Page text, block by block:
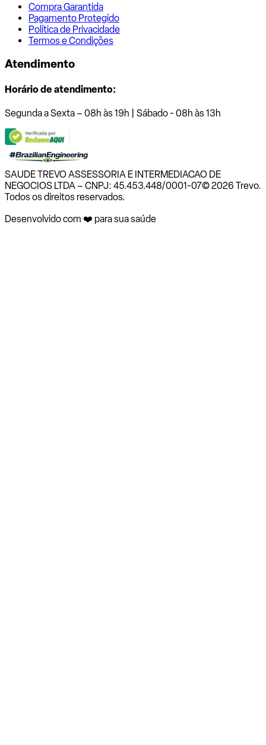
Compra Garantida
Pagamento Protegido
Política de Privacidade
Termos e Condições
Atendimento
Horário de atendimento:
Segunda a Sexta – 08h às 19h | Sábado - 08h às 13h
SAUDE TREVO ASSESSORIA E INTERMEDIACAO DE
NEGOCIOS LTDA – CNPJ: 45.453.448/0001-07© 2026 Trevo.
Todos os direitos reservados.
Desenvolvido com ❤️ para sua saúde